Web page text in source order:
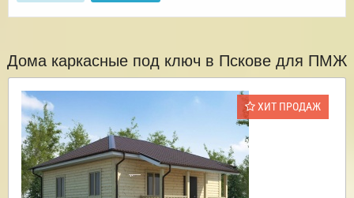
Дома каркасные под ключ в Пскове для ПМЖ
ХИТ ПРОДАЖ